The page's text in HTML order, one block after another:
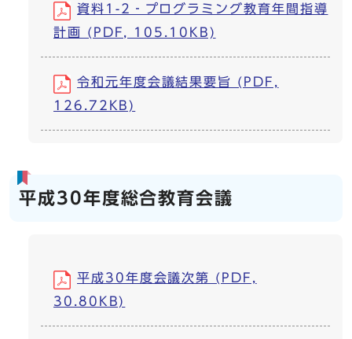
資料1-2‐プログラミング教育年間指導
計画 (PDF, 105.10KB)
令和元年度会議結果要旨 (PDF,
126.72KB)
平成30年度総合教育会議
平成30年度会議次第 (PDF,
30.80KB)